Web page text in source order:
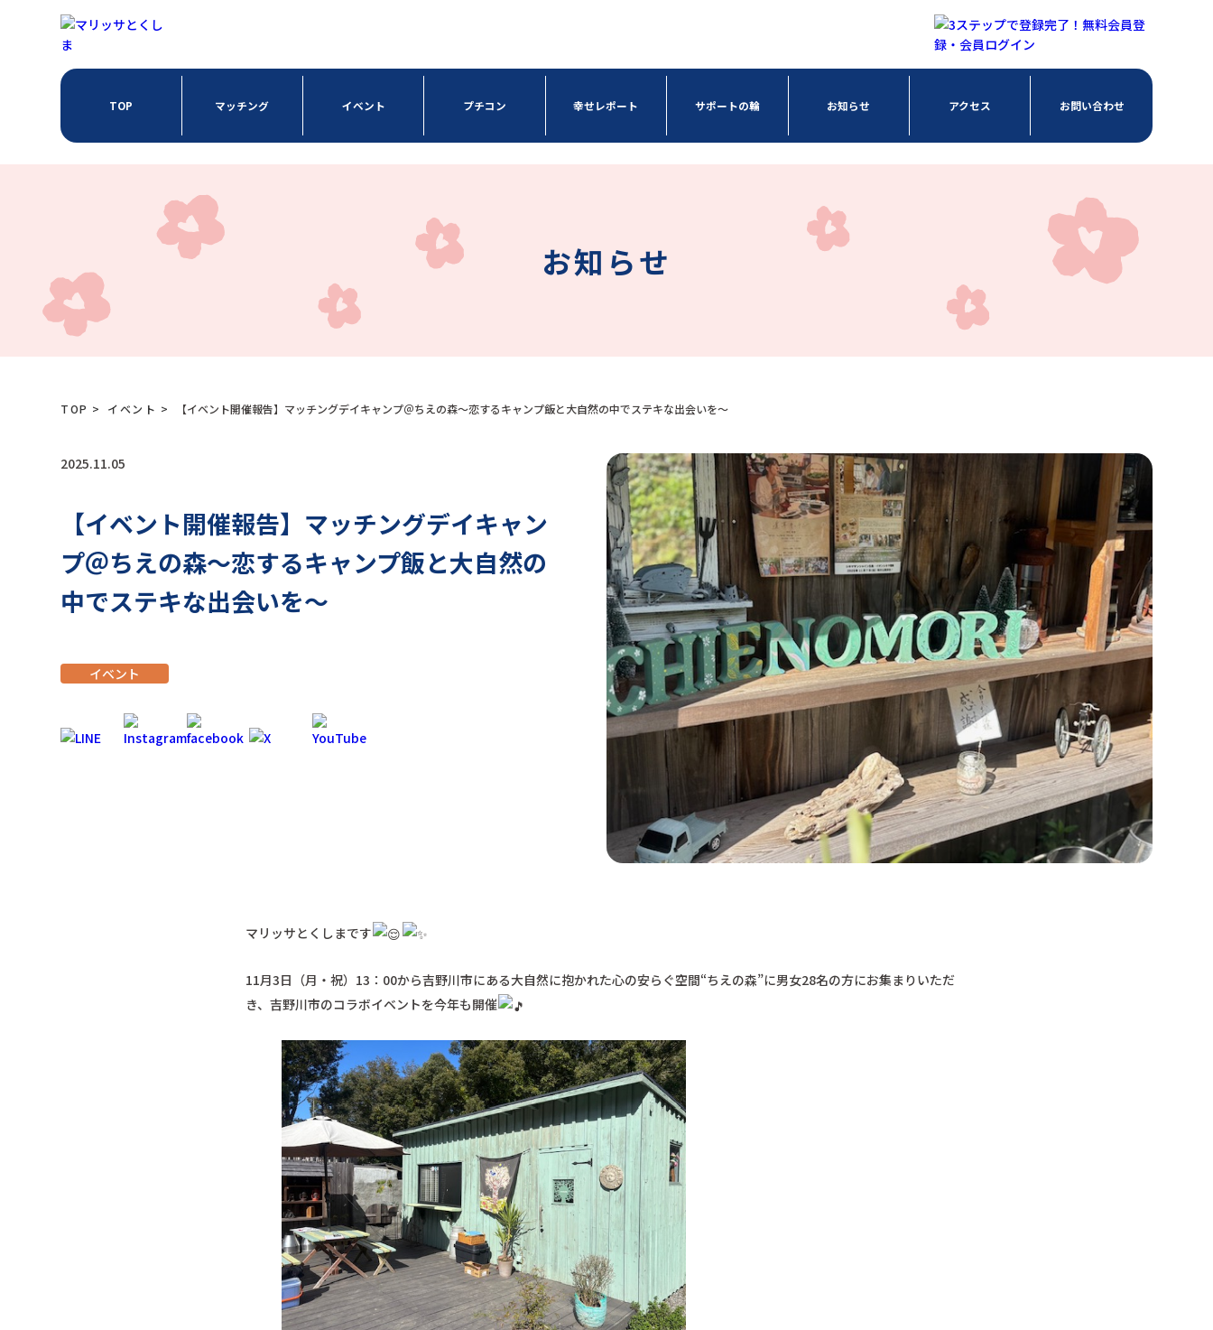
TOP マッチング イベント プチコン 幸せレポート サポートの輪 お知らせ アクセス お問い合わせ
お知らせ
TOP > イベント > 【イベント開催報告】マッチングデイキャンプ＠ちえの森～恋するキャンプ飯と大自然の中でステキな出会いを～
2025.11.05
【イベント開催報告】マッチングデイキャン
プ＠ちえの森～恋するキャンプ飯と大自然の
中でステキな出会いを～
イベント
マリッサとくしまです
11月3日（月・祝）13：00から吉野川市にある大自然に抱かれた心の安らぐ空間“ちえの森”に男女28名の方にお集まりいただ
き、吉野川市のコラボイベントを今年も開催